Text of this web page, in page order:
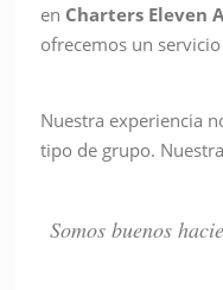
en Charters Eleven
ofrecemos un
Nuestra experiencia
tipo de grupo.
Somos buenos